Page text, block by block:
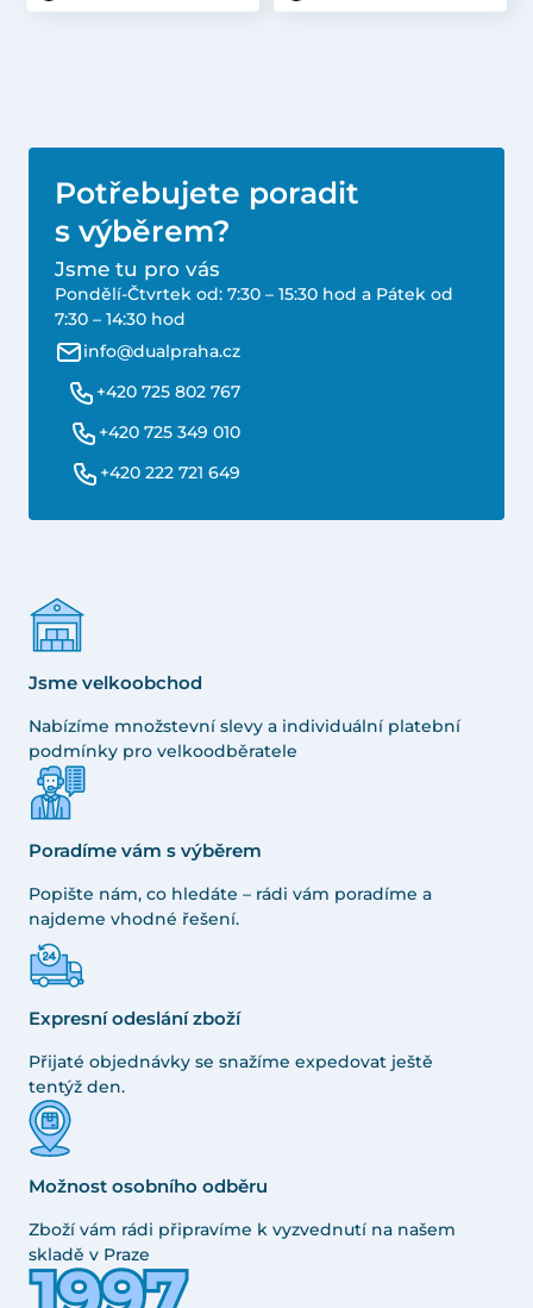
Potřebujete poradit
s výběrem?
Jsme tu pro vás
Pondělí-Čtvrtek od: 7:30 – 15:30 hod a Pátek od
7:30 – 14:30 hod
info@dualpraha.cz
+420 725 802 767
+420 725 349 010
+420 222 721 649
Jsme velkoobchod
Nabízíme množstevní slevy a individuální platební
podmínky pro velkoodběratele
Poradíme vám s výběrem
Popište nám, co hledáte – rádi vám poradíme a
najdeme vhodné řešení.
Expresní odeslání zboží
Přijaté objednávky se snažíme expedovat ještě
tentýž den.
Možnost osobního odběru
Zboží vám rádi připravíme k vyzvednutí na našem
skladě v Praze